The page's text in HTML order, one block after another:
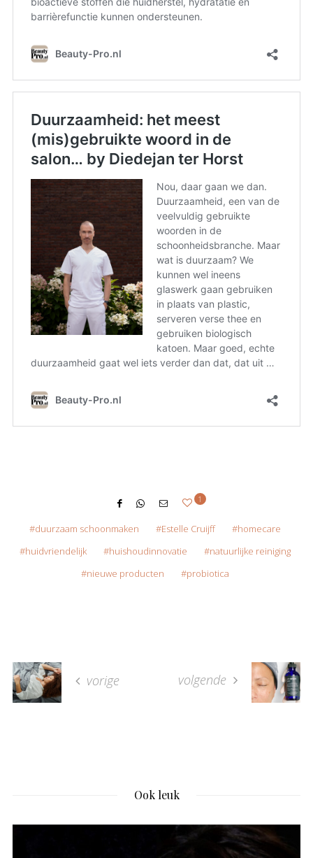
1
duurzaam schoonmaken Estelle Cruijff
homecare
huidvriendelijk
huishoudinnovatie
natuurlijke reiniging
nieuwe producten
probiotica
vorige volgende
Ook leuk